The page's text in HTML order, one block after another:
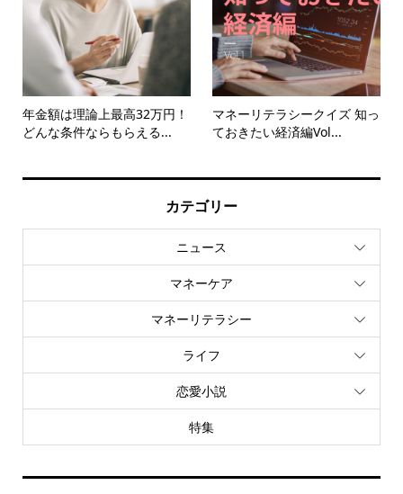
年金額は理論上最高32万円！
どんな条件ならもらえる...
マネーリテラシークイズ 知っ
ておきたい経済編Vol...
カテゴリー
ニュース
マネーケア
マネーリテラシー
ライフ
恋愛小説
特集